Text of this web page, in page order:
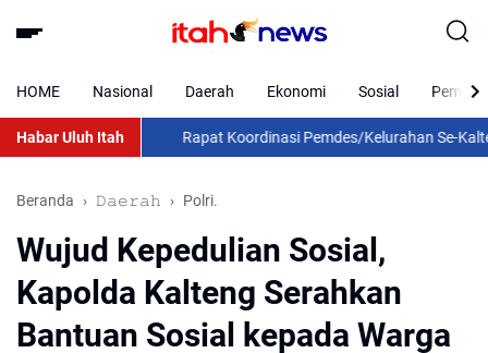
HOME Nasional Daerah Ekonomi Sosial
Habar Uluh Itah Rapat Koordinasi Pemdes/Kelurahan Se-Kalteng
Beranda 𝙳𝚊𝚎𝚛𝚊𝚑 Polri.
Wujud Kepedulian Sosial,
Kapolda Kalteng Serahkan
Bantuan Sosial kepada Warga